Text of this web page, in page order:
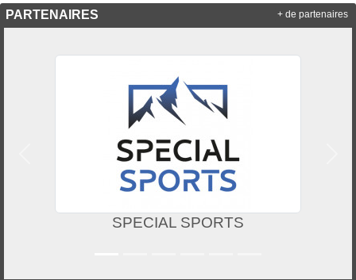
PARTENAIRES
SPECIAL SPORTS
+ de partenaires